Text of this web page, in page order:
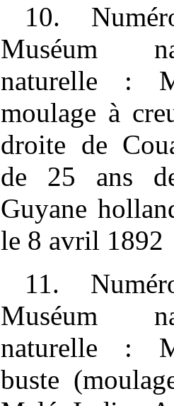
10.
Muséum
naturelle :
moulage à
droite de
de 25 ans
Guyane
le 8 avril 1892
11.
Muséum
naturelle :
buste